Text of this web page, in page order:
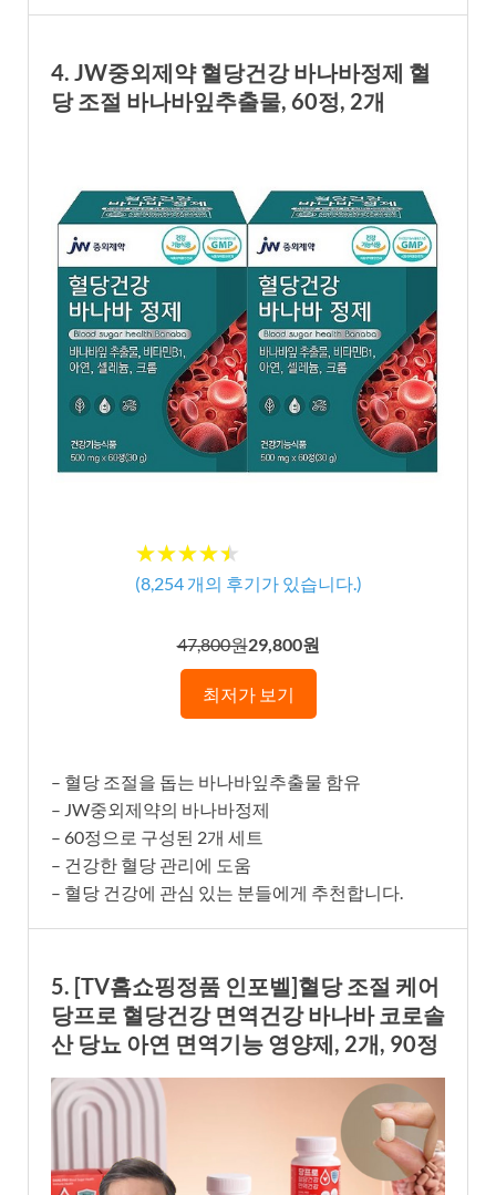
4. JW중외제약 혈당건강 바나바정제 혈
당 조절 바나바잎추출물, 60정, 2개
★★★★★
★★★★★
(8,254개의 후기가 있습니다.)
47,800원29,800원
최저가 보기
– 혈당 조절을 돕는 바나바잎추출물 함유
– JW중외제약의 바나바정제
– 60정으로 구성된 2개 세트
– 건강한 혈당 관리에 도움
– 혈당 건강에 관심 있는 분들에게 추천합니다.
5. [TV홈쇼핑정품 인포벨]혈당 조절 케어
당프로 혈당건강 면역건강 바나바 코로솔
산 당뇨 아연 면역기능 영양제, 2개, 90정